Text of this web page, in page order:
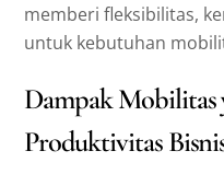
memberi fleksibilitas,
untuk kebutuhan
Dampak Mobilitas
Produktivitas